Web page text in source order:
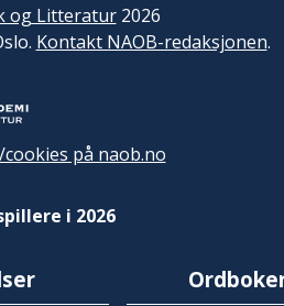
og Litteratur2026
Kontakt NAOB-redaksjonen.
på naob.no
i 2026